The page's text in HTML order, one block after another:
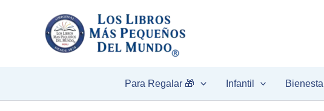
contenido
Para Regalar 🎁 Infantil